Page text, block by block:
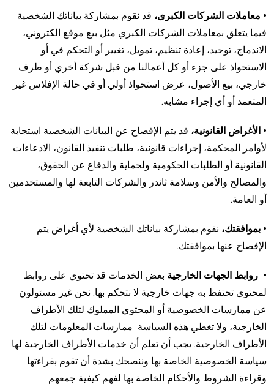
• معاملات الشركات الكبرى، قد نقوم بمشاركة بياناتك الشخصية
فيما يتعلق بمعاملات الشركات الكبري مثل بيع موقع الكتروني،
الاندماج، توحيد، إعادة تنظيم، تمويل، تغيير أو التحكم في أو
الاستحواذ على جزء أو كل أعمالنا من قبل شركة أخري أو طرف
خارجي، بيع الأصول، عرض استحواذ أولي أو في حالة الإفلاس غير
المتعمد أو أي إجراء مشابه.
• الأغراض القانونية، قد يتم الإفصاح عن البيانات الشخصية استجابة
لأوامر المحكمة، إجراءات قانونية، طلبات تنفيذ القانون، الادعاءات
القانونية أو الطلبات الحكومية ولحماية والدفاع عن الحقوق،
والمصالح والأمن وسلامة ثاندر والشركات التابعة لها والمستخدمين
أو العامة.
• بموافقتك، نقوم بمشاركة بياناتك الشخصية لأي أغراض يتم
الإفصاح عنها بموافقتك.
• روابط الجهات الخارجية بعض الخدمات قد تحتوي على روابط
لمحتوى تحتفظ به جهات خارجية لا نتحكم بها. نحن غير مسئولون
عن ممارسات الخصوصية أو المحتوي المملوك لتلك الأطراف
الخارجية، ولا تغطي هذه السياسة ممارسات المعلومات لتلك
الأطراف الخارجية. يجب أن تعلم أن خدمات الأطراف الخارجية لها
سياسة الخصوصية الخاصة بها وننصحك بشدة أن تقوم بقراءتها
وقراءة الشروط والأحكام الخاصة بها لفهم كيفية جمعهم